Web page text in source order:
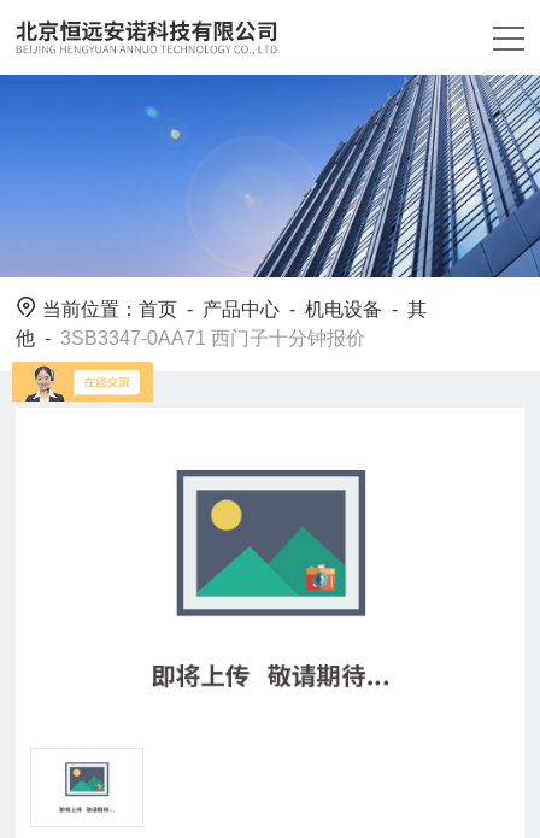
当前位置：首页 - 产品中心 -机电设备 -其
他 -3SB3347-0AA71 西门子十分钟报价